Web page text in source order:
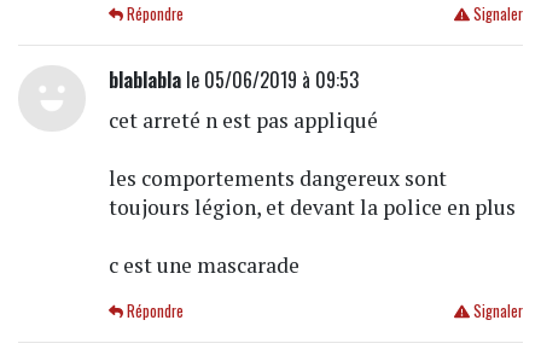
Signaler
Répondre
blablablale 05/06/2019 à 09:53
cet arreté n est pas appliqué
les comportements dangereux sont
toujours légion, et devant la police en plus
c est une mascarade
Signaler
Répondre